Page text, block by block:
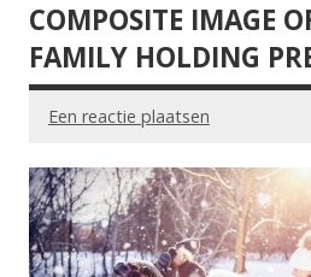
COMPOSITE IMAGE
FAMILY HOLDING
Een reactie plaatsen